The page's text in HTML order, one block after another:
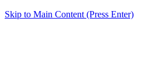
Skip to Main Content (Press Enter)